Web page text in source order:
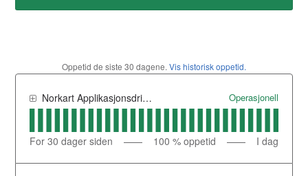
Oppetid de siste 30 dagene. Vis historisk oppetid.
Norkart Applikasjonsdrift (Komtek og Gisline) Operasjonell
For 30 dager siden 100 % oppetid I dag